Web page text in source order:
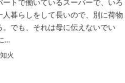
トで働いているスーパーで、いろ
暮らしをして長いので、別に荷物
でも、それは母に伝えないでい
…
火